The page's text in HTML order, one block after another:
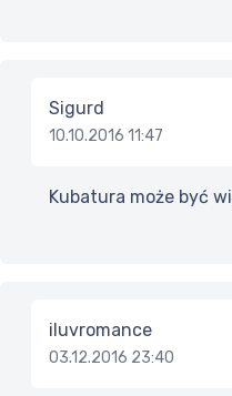
Sigurd
10.10.2016 11:47
Kubatura może być
iluvromance
03.12.2016 23:40